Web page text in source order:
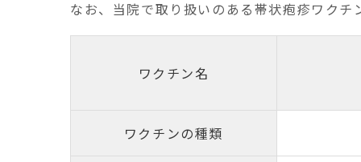
なお、当院で取り扱いのある帯状疱疹ワクチ
ワクチン名
ワクチンの種類